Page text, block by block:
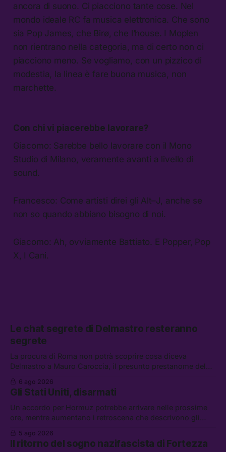
ancora di suono. Ci piacciono tante cose. Nel
mondo ideale RC fa musica elettronica. Che sono
sia Pop James, che Birø, che l’house. I Moplen
non rientrano nella categoria, ma di certo non ci
piacciono meno. Se vogliamo, con un pizzico di
modestia, la linea è fare buona musica, non
marchette.
Con chi vi piacerebbe lavorare?
Giacomo: Sarebbe bello lavorare con il Mono
Studio di Milano, veramente avanti a livello di
sound.
Francesco: Come artisti direi gli Alt–J, anche se
non so quando abbiano bisogno di noi.
Giacomo: Ah, ovviamente Battiato. E Popper, Pop
X, I Cani.
Le chat segrete di Delmastro resteranno
segrete
La procura di Roma non potrà scoprire cosa diceva
Delmastro a Mauro Caroccia, il presunto prestanome del
attacchi in Libano, il governo chiederà 36 miliardi di
flessibilità in armi e energia, e Grokipedia è già stata
abbandonata
6 ago 2026
Gli Stati Uniti, disarmati
Un accordo per Hormuz potrebbe arrivare nelle prossime
ore, mentre aumentano i retroscena che descrivono gli
chi aspetta i dispersi di Ceuta, il boom dei carburanti
diluiti, e quanti attivisti anti data center sono stati arrestati
5 ago 2026
Il ritorno del sogno nazifascista di Fortezza